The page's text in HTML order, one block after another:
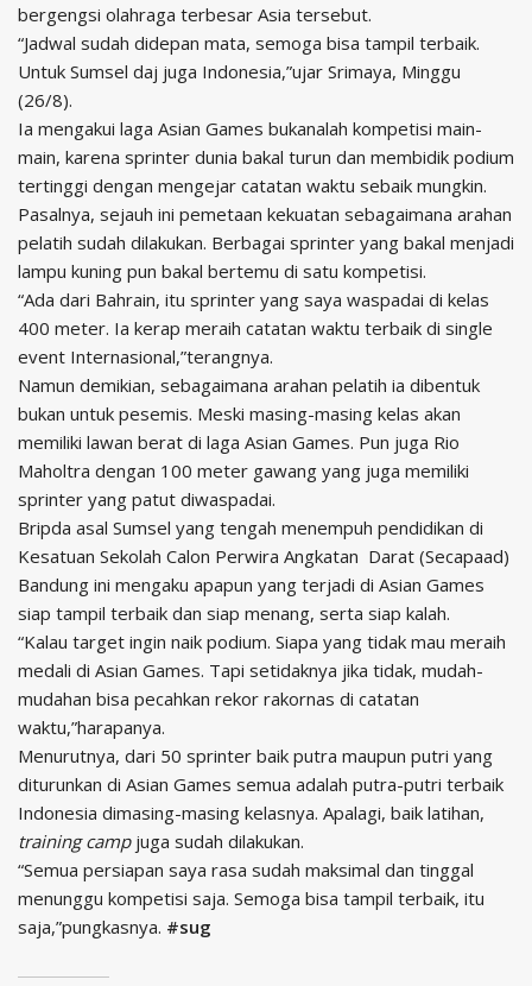
bergengsi olahraga terbesar Asia tersebut.
“Jadwal sudah didepan mata, semoga bisa tampil terbaik.
Untuk Sumsel daj juga Indonesia,”ujar Srimaya, Minggu
(26/8).
Ia mengakui laga Asian Games bukanalah kompetisi main-
main, karena sprinter dunia bakal turun dan membidik podium
tertinggi dengan mengejar catatan waktu sebaik mungkin.
Pasalnya, sejauh ini pemetaan kekuatan sebagaimana arahan
pelatih sudah dilakukan. Berbagai sprinter yang bakal menjadi
lampu kuning pun bakal bertemu di satu kompetisi.
“Ada dari Bahrain, itu sprinter yang saya waspadai di kelas
400 meter. Ia kerap meraih catatan waktu terbaik di single
event Internasional,”terangnya.
Namun demikian, sebagaimana arahan pelatih ia dibentuk
bukan untuk pesemis. Meski masing-masing kelas akan
memiliki lawan berat di laga Asian Games. Pun juga Rio
Maholtra dengan 100 meter gawang yang juga memiliki
sprinter yang patut diwaspadai.
Bripda asal Sumsel yang tengah menempuh pendidikan di
Kesatuan Sekolah Calon Perwira Angkatan Darat (Secapaad)
Bandung ini mengaku apapun yang terjadi di Asian Games
siap tampil terbaik dan siap menang, serta siap kalah.
“Kalau target ingin naik podium. Siapa yang tidak mau meraih
medali di Asian Games. Tapi setidaknya jika tidak, mudah-
mudahan bisa pecahkan rekor rakornas di catatan
waktu,”harapanya.
Menurutnya, dari 50 sprinter baik putra maupun putri yang
diturunkan di Asian Games semua adalah putra-putri terbaik
Indonesia dimasing-masing kelasnya. Apalagi, baik latihan,
training campjuga sudah dilakukan.
“Semua persiapan saya rasa sudah maksimal dan tinggal
menunggu kompetisi saja. Semoga bisa tampil terbaik, itu
saja,”pungkasnya. #sug